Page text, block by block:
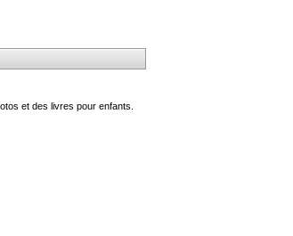
et des livres pour enfants.